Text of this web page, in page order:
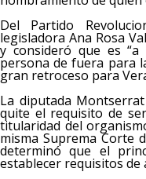
Del Partido
legisladora Ana Rosa
y consideró que es
persona de fuera para
gran retroceso para
La diputada
quite el requisito de
titularidad del
misma Suprema Corte
determinó que el
establecer requisitos de